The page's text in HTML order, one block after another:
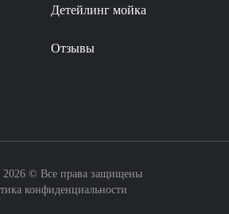
Детейлинг мойка
Отзывы
2026 © Все права защищены
конфиденциальности